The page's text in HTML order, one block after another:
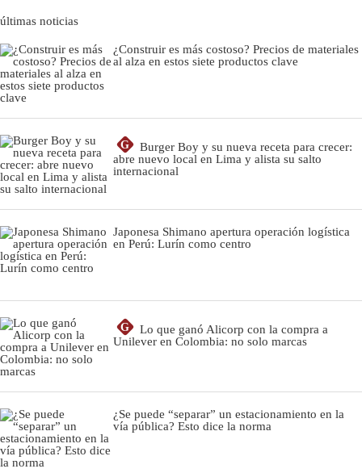
últimas noticias
¿Construir es más costoso? Precios de materiales
al alza en estos siete productos clave
G
Burger Boy y su nueva receta para crecer:
abre nuevo local en Lima y alista su salto
internacional
Japonesa Shimano apertura operación logística
en Perú: Lurín como centro
G
Lo que ganó Alicorp con la compra a
Unilever en Colombia: no solo marcas
¿Se puede “separar” un estacionamiento en la
vía pública? Esto dice la norma